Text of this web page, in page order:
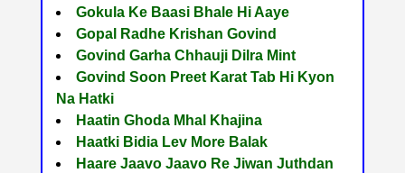
Gokula Ke Baasi Bhale Hi Aaye
Gopal Radhe Krishan Govind
Govind Garha Chhauji Dilra Mint
Govind Soon Preet Karat Tab Hi Kyon
Na Hatki
Haatin Ghoda Mhal Khajina
Haatki Bidia Lev More Balak
Haare Jaavo Jaavo Re Jiwan Juthdan